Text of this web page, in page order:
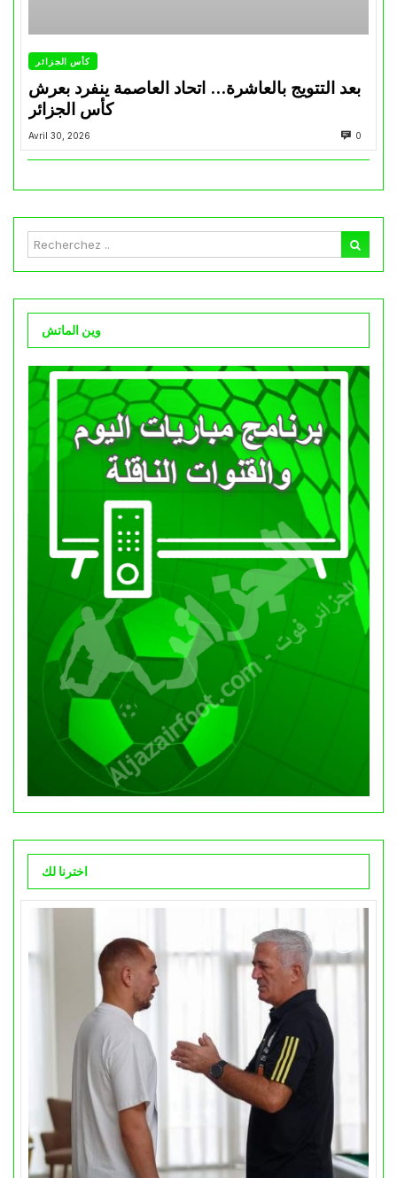
كأس الجزائر
بعد التتويج بالعاشرة… اتحاد العاصمة ينفرد بعرش
كأس الجزائر
Avril 30, 2026 0
وين الماتش
اخترنا لك